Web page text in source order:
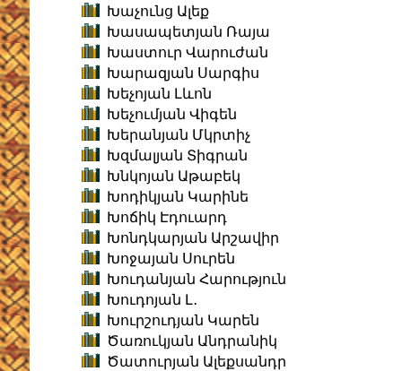
Խաչունց Ալեք
Խասապետյան Ռայա
Խաստուր Վարուժան
Խարազյան Սարգիս
Խեչոյան Լևոն
Խեչումյան Վիգեն
Խերանյան Մկրտիչ
Խզմալյան Տիգրան
Խնկոյան Աթաբեկ
Խոդիկյան Կարինե
Խոճիկ Էդուարդ
Խոնդկարյան Արշավիր
Խոջայան Սուրեն
Խուդանյան Հարություն
Խուդոյան Լ․
Խուրշուդյան Կարեն
Ծառուկյան Անդրանիկ
Ծատուրյան Ալեքսանդր